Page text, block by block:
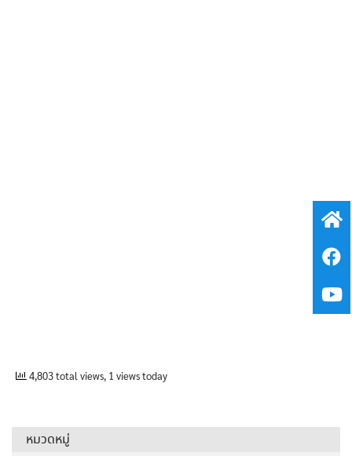
4,803 total views, 1 views today
หมวดหมู่